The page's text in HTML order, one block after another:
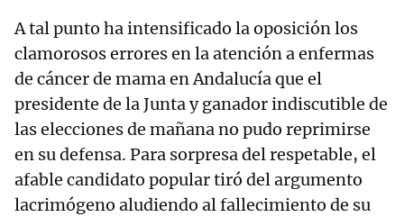
A tal punto ha intensificado la oposición los
clamorosos errores en la atención a enfermas
de cáncer de mama en Andalucía que el
presidente de la Junta y ganador indiscutible de
las elecciones de mañana no pudo reprimirse
en su defensa. Para sorpresa del respetable, el
afable candidato popular tiró del argumento
lacrimógeno aludiendo al fallecimiento de su